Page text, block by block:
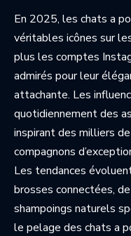
En 2025, les chats a
véritables icônes sur
plus les comptes
admirés pour leur
attachante. Les
quotidiennement des
inspirant des milliers
compagnons
Les tendances
brosses connectées,
shampoings naturels
le pelage des chats a